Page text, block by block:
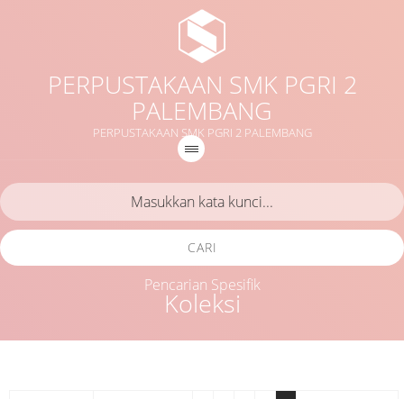
PERPUSTAKAAN SMK PGRI 2
PALEMBANG
PERPUSTAKAAN SMK PGRI 2 PALEMBANG
Koleksi
CARI
Pencarian Spesifik